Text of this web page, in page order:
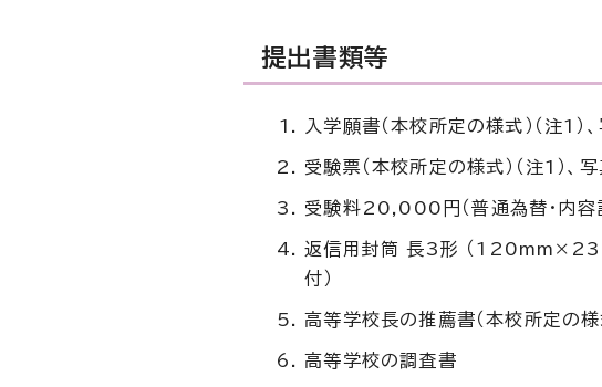
提出書類等
入学願書（本校所定の様式）（注1）
受験票（本校所定の様式）（注1）、
受験料20,000円（普通為替・内容
返信用封筒 長3形 （
付）
高等学校長の推薦書（本校所定の様
高等学校の調査書